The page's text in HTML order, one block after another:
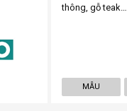
thông, gỗ teak…
MẪU